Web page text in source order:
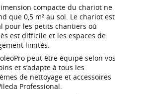
compacte du chariot ne
que 0,5 m² au sol. Le chariot est
pour les petits chantiers où
est difficile et les espaces de
limités.
peut être équipé selon vos
et s’adapte à tous les
de nettoyage et accessoires
Professional.